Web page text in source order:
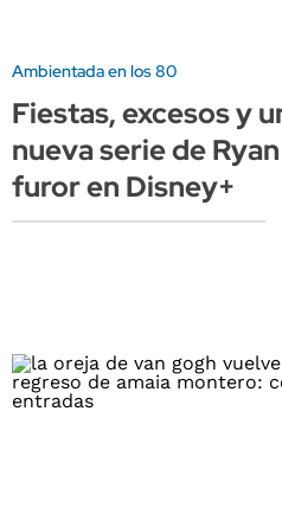
Ambientada en los 80
Fiestas, excesos y
nueva serie de
furor en Disney+